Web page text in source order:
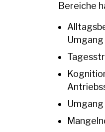
Bereiche